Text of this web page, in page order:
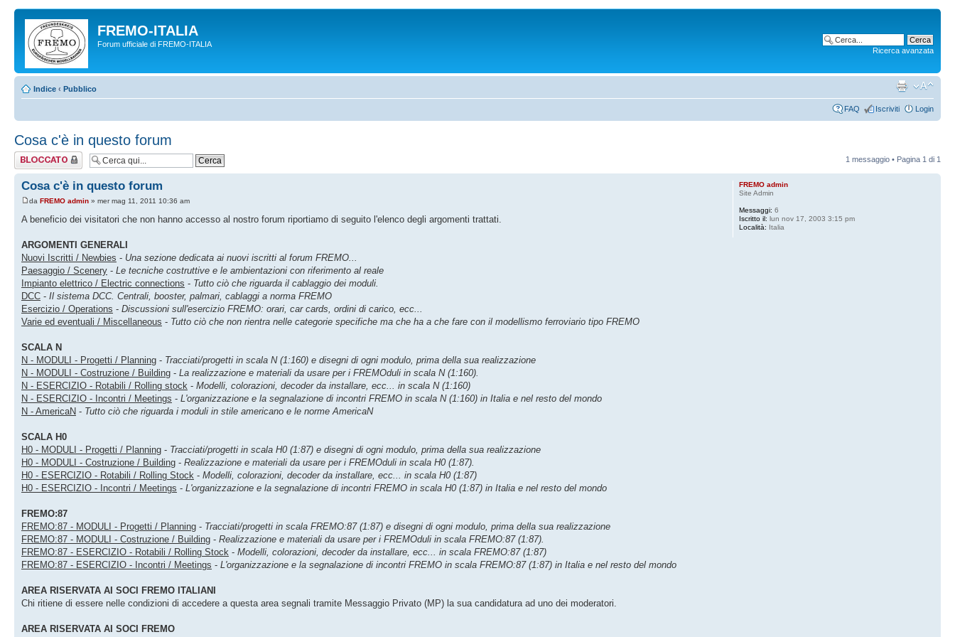
FREMO-ITALIA
Forum ufficiale di FREMO-ITALIA
Ricerca avanzata
Indice ‹ Pubblico
FAQ Iscriviti Login
Cosa c'è in questo forum
Argomento
bloccato
1 messaggio • Pagina 1 di 1
Cosa c'è in questo forum
da FREMO admin » mer mag 11, 2011 10:36 am
A beneficio dei visitatori che non hanno accesso al nostro forum riportiamo di seguito l'elenco degli argomenti trattati.
ARGOMENTI GENERALI
Nuovi Iscritti / Newbies - Una sezione dedicata ai nuovi iscritti al forum FREMO...
Paesaggio / Scenery - Le tecniche costruttive e le ambientazioni con riferimento al reale
Impianto elettrico / Electric connections - Tutto ciò che riguarda il cablaggio dei moduli.
DCC - Il sistema DCC. Centrali, booster, palmari, cablaggi a norma FREMO
Esercizio / Operations - Discussioni sull'esercizio FREMO: orari, car cards, ordini di carico, ecc...
Varie ed eventuali / Miscellaneous - Tutto ciò che non rientra nelle categorie specifiche ma che ha a che fare con il modellismo ferroviario tipo FREMO
SCALA N
N - MODULI - Progetti / Planning - Tracciati/progetti in scala N (1:160) e disegni di ogni modulo, prima della sua realizzazione
N - MODULI - Costruzione / Building - La realizzazione e materiali da usare per i FREMOduli in scala N (1:160).
N - ESERCIZIO - Rotabili / Rolling stock - Modelli, colorazioni, decoder da installare, ecc... in scala N (1:160)
N - ESERCIZIO - Incontri / Meetings - L'organizzazione e la segnalazione di incontri FREMO in scala N (1:160) in Italia e nel resto del mondo
N - AmericaN - Tutto ciò che riguarda i moduli in stile americano e le norme AmericaN
SCALA H0
H0 - MODULI - Progetti / Planning - Tracciati/progetti in scala H0 (1:87) e disegni di ogni modulo, prima della sua realizzazione
H0 - MODULI - Costruzione / Building - Realizzazione e materiali da usare per i FREMOduli in scala H0 (1:87).
H0 - ESERCIZIO - Rotabili / Rolling Stock - Modelli, colorazioni, decoder da installare, ecc... in scala H0 (1:87)
H0 - ESERCIZIO - Incontri / Meetings - L'organizzazione e la segnalazione di incontri FREMO in scala H0 (1:87) in Italia e nel resto del mondo
FREMO:87
FREMO:87 - MODULI - Progetti / Planning - Tracciati/progetti in scala FREMO:87 (1:87) e disegni di ogni modulo, prima della sua realizzazione
FREMO:87 - MODULI - Costruzione / Building - Realizzazione e materiali da usare per i FREMOduli in scala FREMO:87 (1:87).
FREMO:87 - ESERCIZIO - Rotabili / Rolling Stock - Modelli, colorazioni, decoder da installare, ecc... in scala FREMO:87 (1:87)
FREMO:87 - ESERCIZIO - Incontri / Meetings - L'organizzazione e la segnalazione di incontri FREMO in scala FREMO:87 (1:87) in Italia e nel resto del mondo
AREA RISERVATA AI SOCI FREMO ITALIANI
Chi ritiene di essere nelle condizioni di accedere a questa area segnali tramite Messaggio Privato (MP) la sua candidatura ad uno dei moderatori.
AREA RISERVATA AI SOCI FREMO
FREMO admin
Site Admin
Messaggi: 6
Iscritto il: lun nov 17, 2003 3:15 pm
Località: Italia